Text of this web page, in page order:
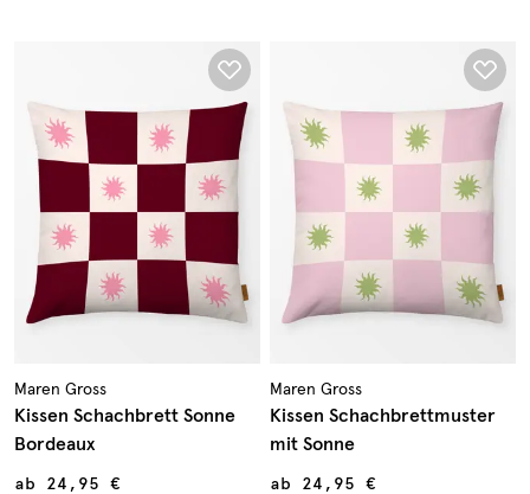
Maren Gross
Kissen Schachbrett Sonne
Bordeaux
ab 24,95 €
Maren Gross
Kissen Schachbrettmuster
mit Sonne
ab 24,95 €